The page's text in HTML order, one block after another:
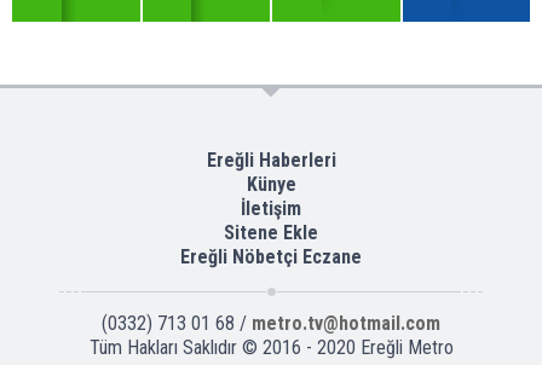
Ereğli Haberleri
Künye
İletişim
Sitene Ekle
Ereğli Nöbetçi Eczane
(0332) 713 01 68 / metro.tv@hotmail.com
Tüm Hakları Saklıdır © 2016 - 2020 Ereğli Metro